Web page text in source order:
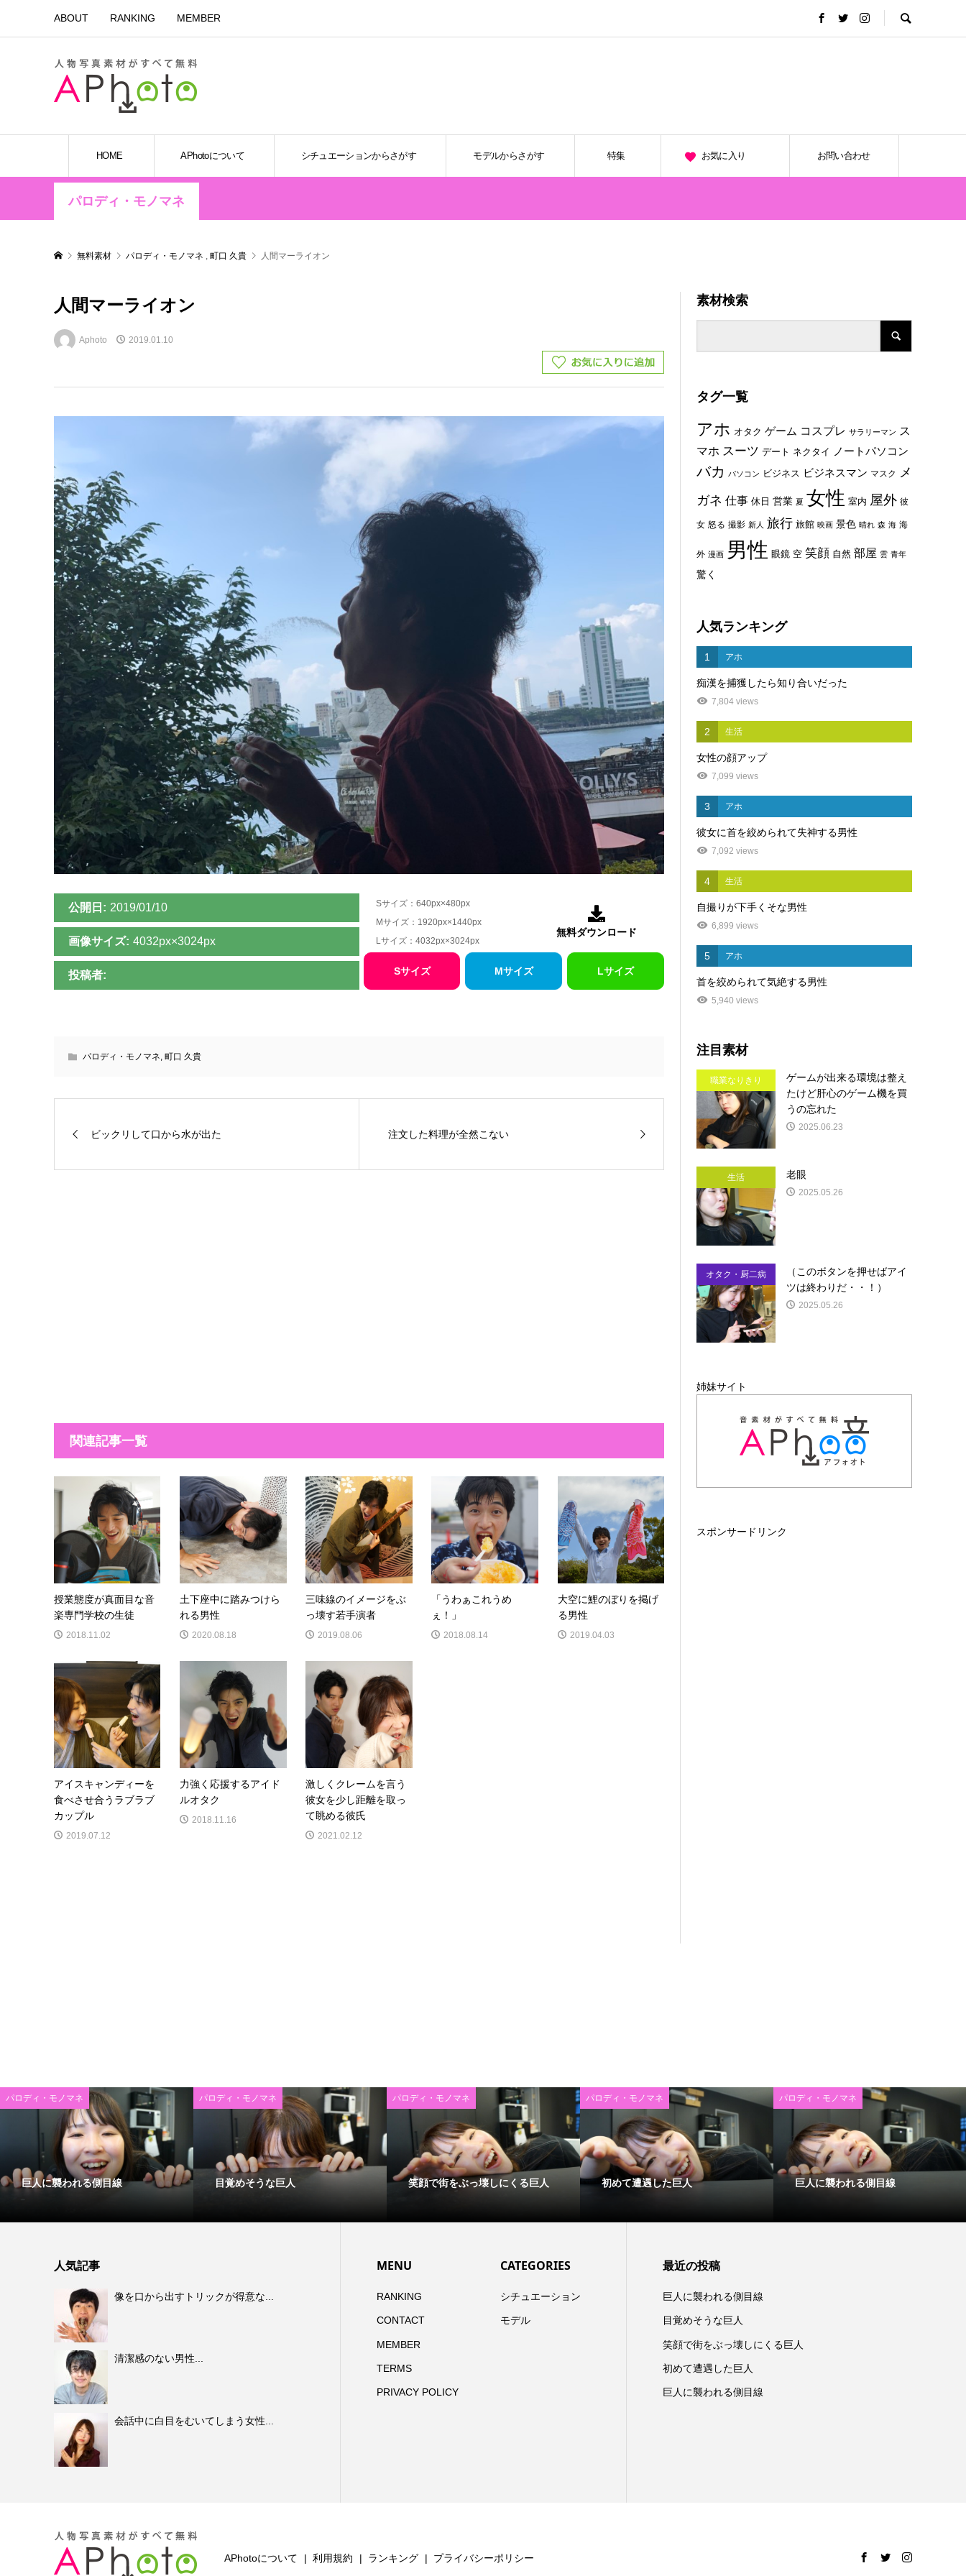
ABOUT RANKING MEMBER
HOME APhotoについて シチュエーションからさがす モデルからさがす 特集 お気に入り お問い合わせ
パロディ・モノマネ
無料素材 パロディ・モノマネ , 町口 久貴 人間マーライオン
人間マーライオン
Aphoto 2019.01.10
公開日: 2019/01/10
画像サイズ: 4032px×3024px
投稿者:
Sサイズ：640px×480px
Mサイズ：1920px×1440px
Lサイズ：4032px×3024px

無料ダウンロード
Sサイズ Mサイズ Lサイズ
パロディ・モノマネ, 町口 久貴
ビックリして口から水が出た 注文した料理が全然こない
関連記事一覧
授業態度が真面目な音
楽専門学校の生徒
2018.11.02
土下座中に踏みつけら
れる男性
2020.08.18
三味線のイメージをぶ
っ壊す若手演者
2019.08.06
「うわぁこれうめ
ぇ！」
2018.08.14
大空に鯉のぼりを掲げ
る男性
2019.04.03
アイスキャンディーを
食べさせ合うラブラブ
カップル
2019.07.12
力強く応援するアイド
ルオタク
2018.11.16
激しくクレームを言う
彼女を少し距離を取っ
て眺める彼氏
2021.02.12
素材検索
タグ一覧
アホ オタク ゲーム コスプレ サラリーマン ス
マホ スーツ デート ネクタイ ノートパソコン
バカ パソコン ビジネス ビジネスマン マスク メ
ガネ 仕事 休日 営業 夏 女性 室内 屋外 彼
女 怒る 撮影 新人 旅行 旅館 映画 景色 晴れ 森 海 海
外 漫画 男性 眼鏡 空 笑顔 自然 部屋 雲 青年
驚く
人気ランキング
1 アホ
痴漢を捕獲したら知り合いだった
7,804 views
2 生活
女性の顔アップ
7,099 views
3 アホ
彼女に首を絞められて失神する男性
7,092 views
4 生活
自撮りが下手くそな男性
6,899 views
5 アホ
首を絞められて気絶する男性
5,940 views
注目素材
職業なりきり
ゲームが出来る環境は整え
たけど肝心のゲーム機を買
うの忘れた
2025.06.23
生活 老眼
2025.05.26
オタク・厨二病
（このボタンを押せばアイ
ツは終わりだ・・！）
2025.05.26
姉妹サイト
スポンサードリンク
パロディ・モノマネ
巨人に襲われる側目線
パロディ・モノマネ
目覚めそうな巨人
パロディ・モノマネ
笑顔で街をぶっ壊しにくる巨人
パロディ・モノマネ
初めて遭遇した巨人
パロディ・モノマネ
巨人に襲われる側目線
人気記事
像を口から出すトリックが得意な...
清潔感のない男性...
会話中に白目をむいてしまう女性...
MENU
RANKING
CONTACT
MEMBER
TERMS
PRIVACY POLICY
CATEGORIES
シチュエーション
モデル
最近の投稿
巨人に襲われる側目線
目覚めそうな巨人
笑顔で街をぶっ壊しにくる巨人
初めて遭遇した巨人
巨人に襲われる側目線
APhotoについて 利用規約 ランキング プライバシーポリシー